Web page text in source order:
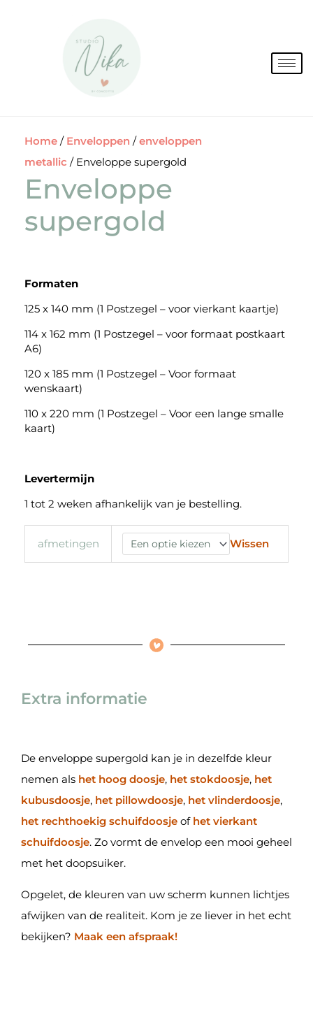
Home / Enveloppen /enveloppen
metallic / Enveloppe supergold
Enveloppe
supergold
Formaten
125 x 140 mm (1 Postzegel – voor vierkant kaartje)
114 x 162 mm (1 Postzegel – voor formaat postkaart
A6)
120 x 185 mm (1 Postzegel – Voor formaat
wenskaart)
110 x 220 mm (1 Postzegel – Voor een lange smalle
kaart)
Levertermijn
1 tot 2 weken afhankelijk van je bestelling.
afmetingen Wissen
Extra informatie
De enveloppe supergold kan je in dezelfde kleur
nemen als het hoog doosje, het stokdoosje, het
kubusdoosje, het pillowdoosje, het vlinderdoosje,
het rechthoekig schuifdoosje of het vierkant
schuifdoosje. Zo vormt de envelop een mooi geheel
met het doopsuiker.
Opgelet, de kleuren van uw scherm kunnen lichtjes
afwijken van de realiteit. Kom je ze liever in het echt
bekijken? Maak een afspraak!